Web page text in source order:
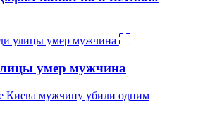
умер мужчина